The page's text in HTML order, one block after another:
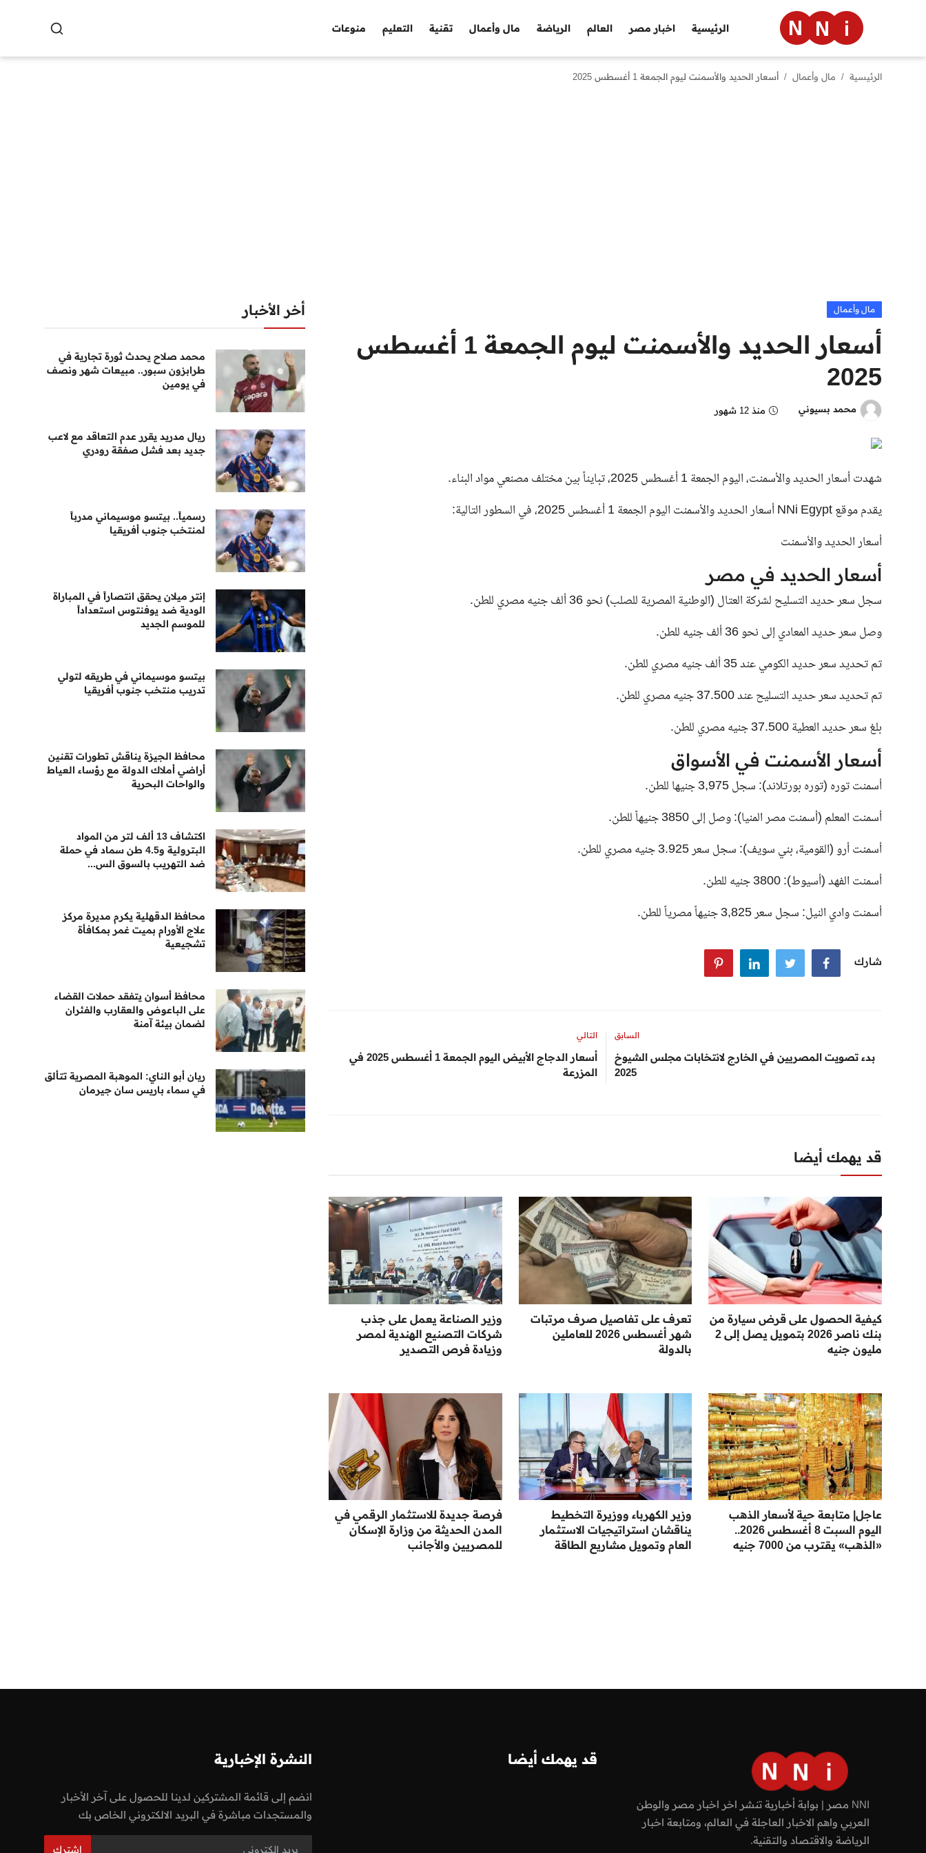
الرئيسية اخبار مصر العالم الرياضة مال وأعمال تقنية التعليم منوعات
منوعات
الرئيسية مال وأعمال أسعار الحديد والأسمنت ليوم الجمعة 1 أغسطس 2025
مال وأعمال
أسعار الحديد والأسمنت ليوم الجمعة 1 أغسطس
2025
محمد بسيوني منذ 12 شهور
شهدت أسعار الحديد والأسمنت، اليوم الجمعة 1 أغسطس 2025، تبايناً بين مختلف مصنعي مواد البناء.
يقدم موقع NNi Egypt أسعار الحديد والأسمنت اليوم الجمعة 1 أغسطس 2025، في السطور التالية:
أسعار الحديد والأسمنت
أسعار الحديد في مصر
سجل سعر حديد التسليح لشركة العتال (الوطنية المصرية للصلب) نحو 36 ألف جنيه مصري للطن.
وصل سعر حديد المعادي إلى نحو 36 ألف جنيه للطن.
تم تحديد سعر حديد الكومي عند 35 ألف جنيه مصري للطن.
تم تحديد سعر حديد التسليح عند 37.500 جنيه مصري للطن.
بلغ سعر حديد العطية 37.500 جنيه مصري للطن.
أسعار الأسمنت في الأسواق
أسمنت توره (توره بورتلاند): سجل 3,975 جنيها للطن.
أسمنت المعلم (أسمنت مصر المنيا): وصل إلى 3850 جنيهاً للطن.
أسمنت أرو (القومية، بني سويف): سجل سعر 3.925 جنيه مصري للطن.
أسمنت الفهد (أسيوط): 3800 جنيه للطن.
أسمنت وادي النيل: سجل سعر 3,825 جنيهاً مصرياً للطن.
شارك
السابق
بدء تصويت المصريين في الخارج لانتخابات مجلس الشيوخ
2025
التالي
أسعار الدجاج الأبيض اليوم الجمعة 1 أغسطس 2025 في
المزرعة
قد يهمك أيضا
كيفية الحصول على قرض سيارة من
بنك ناصر 2026 بتمويل يصل إلى 2
مليون جنيه
تعرف على تفاصيل صرف مرتبات
شهر أغسطس 2026 للعاملين
بالدولة
وزير الصناعة يعمل على جذب
شركات التصنيع الهندية لمصر
وزيادة فرص التصدير
عاجل| متابعة حية لأسعار الذهب
اليوم السبت 8 أغسطس 2026..
«الذهب» يقترب من 7000 جنيه
وزير الكهرباء ووزيرة التخطيط
يناقشان استراتيجيات الاستثمار
العام وتمويل مشاريع الطاقة
فرصة جديدة للاستثمار الرقمي في
المدن الحديثة من وزارة الإسكان
للمصريين والأجانب
أخر الأخبار
محمد صلاح يحدث ثورة تجارية في
طرابزون سبور.. مبيعات شهر ونصف
في يومين
ريال مدريد يقرر عدم التعاقد مع لاعب
جديد بعد فشل صفقة رودري
رسمياً.. بيتسو موسيماني مدرباً
لمنتخب جنوب أفريقيا
إنتر ميلان يحقق انتصاراً في المباراة
الودية ضد يوفنتوس استعداداً
للموسم الجديد
بيتسو موسيماني في طريقه لتولي
تدريب منتخب جنوب أفريقيا
محافظ الجيزة يناقش تطورات تقنين
أراضي أملاك الدولة مع رؤساء العياط
والواحات البحرية
اكتشاف 13 ألف لتر من المواد
البترولية و4.5 طن سماد في حملة
ضد التهريب بالسوق الس...
محافظ الدقهلية يكرم مديرة مركز
علاج الأورام بميت غمر بمكافأة
تشجيعية
محافظ أسوان يتفقد حملات القضاء
على الباعوض والعقارب والفئران
لضمان بيئة آمنة
ريان أبو الناي: الموهبة المصرية تتألق
في سماء باريس سان جيرمان
NNI مصر | بوابة أخبارية تنشر اخر اخبار مصر والوطن
العربي واهم الاخبار العاجلة في العالم، ومتابعة اخبار
الرياضة والاقتصاد والتقنية.
قد يهمك أيضا النشرة الإخبارية
انضم إلى قائمة المشتركين لدينا للحصول على آخر الأخبار
والمستجدات مباشرة في البريد الالكتروني الخاص بك
اشترك